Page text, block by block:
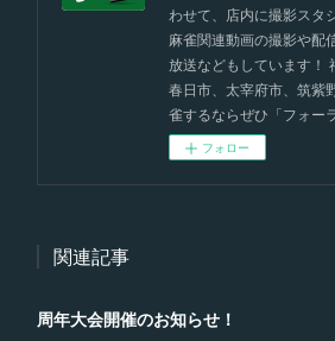
わせて、店内に撮影スタ
麻雀関連動画の撮影や配
放送などもしています！
春日市、太宰府市、筑紫
雀するならぜひ「フォー
フォロー
関連記事
周年大会開催のお知らせ！